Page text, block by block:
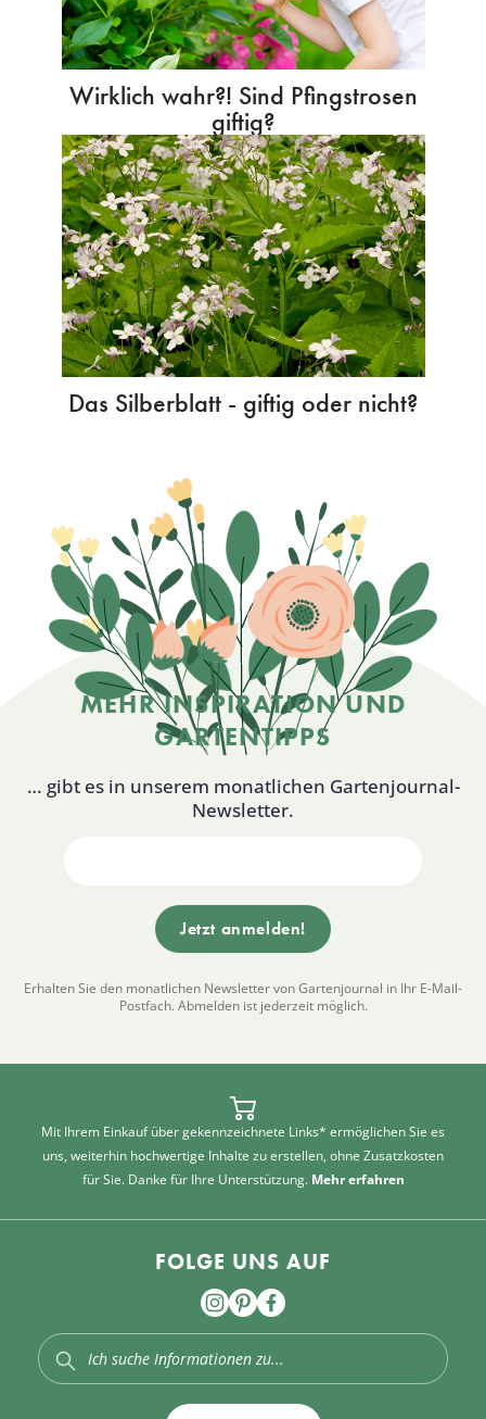
Wirklich wahr?! Sind Pfingstrosen
giftig?
Das Silberblatt - giftig oder nicht?
MEHR INSPIRATION UND
GARTENTIPPS
… gibt es in unserem monatlichen Gartenjournal-
Newsletter.
Erhalten Sie den monatlichen Newsletter von Gartenjournal in Ihr E-Mail-
Postfach. Abmelden ist jederzeit möglich.
Mit Ihrem Einkauf über gekennzeichnete Links* ermöglichen Sie es
uns, weiterhin hochwertige Inhalte zu erstellen, ohne Zusatzkosten
für Sie. Danke für Ihre Unterstützung. Mehr erfahren
FOLGE UNS AUF